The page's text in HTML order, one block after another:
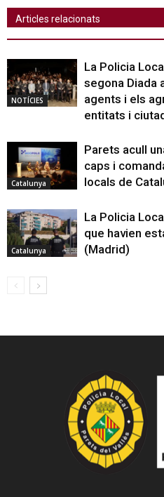
Articles relacionats
NOTÍCIES
La Policia
segona Diada
agents i els
entitats i
Catalunya
Parets acull
caps i
locals de
Catalunya
La Policia
que havien
(Madrid)